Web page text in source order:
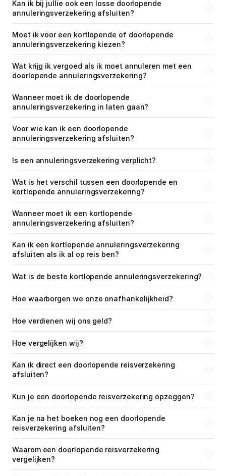
Kan ik bij jullie ook een losse doorlopende
annuleringsverzekering afsluiten?
Moet ik voor een kortlopende of doorlopende
annuleringsverzekering kiezen?
Wat krijg ik vergoed als ik moet annuleren met een
doorlopende annuleringsverzekering?
Wanneer moet ik de doorlopende
annuleringsverzekering in laten gaan?
Voor wie kan ik een doorlopende
annuleringsverzekering afsluiten?
Is een annuleringsverzekering verplicht?
Wat is het verschil tussen een doorlopende en
kortlopende annuleringsverzekering?
Wanneer moet ik een kortlopende
annuleringsverzekering afsluiten?
Kan ik een kortlopende annuleringsverzekering
afsluiten als ik al op reis ben?
Wat is de beste kortlopende annuleringsverzekering?
Hoe waarborgen we onze onafhankelijkheid?
Hoe verdienen wij ons geld?
Hoe vergelijken wij?
Kan ik direct een doorlopende reisverzekering
afsluiten?
Kun je een doorlopende reisverzekering opzeggen?
Kan je na het boeken nog een doorlopende
reisverzekering afsluiten?
Waarom een doorlopende reisverzekering
vergelijken?